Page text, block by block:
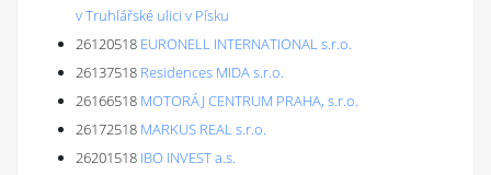
v Truhlářské ulici v Písku
26120518 EURONELL INTERNATIONAL s.r.o.
26137518 Residences MIDA s.r.o.
26166518 MOTORÁJ CENTRUM PRAHA, s.r.o.
26172518 MARKUS REAL s.r.o.
26201518 IBO INVEST a.s.